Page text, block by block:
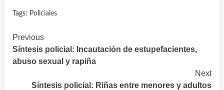
Tags: Policiales
Continue
Reading
Previous
Síntesis policial: Incautación de estupefacientes,
abuso sexual y rapiña
Next
Síntesis policial: Riñas entre menores y adultos